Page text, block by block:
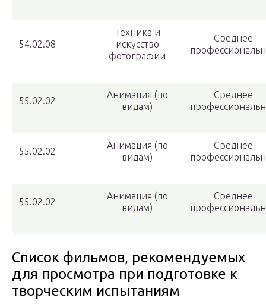
54.02.08
Техника и
искусство
фотографии
Среднее
55.02.02
Анимация (по
видам)
Среднее
55.02.02
Анимация (по
видам)
Среднее
55.02.02
Анимация (по
видам)
Среднее
Список фильмов, рекомендуемых
для просмотра при подготовке к
творческим испытаниям